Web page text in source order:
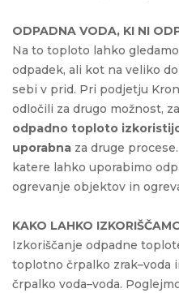
ODPADNA VODA, KI NI
Na to toploto lahko
odpadek, ali kot na veliko
sebi v prid. Pri podjetju
odločili za drugo možnost,
odpadno toploto
uporabna za druge
katere lahko uporabimo
ogrevanje objektov in
KAKO LAHKO
Izkoriščanje odpadne
toplotno črpalko zrak–voda
črpalko voda–voda.